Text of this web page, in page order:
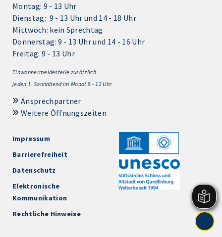
Montag: 9 - 13 Uhr
Dienstag: 9 - 13 Uhr und 14 - 18 Uhr
Mittwoch: kein Sprechtag
Donnerstag: 9 - 13 Uhr und 14 - 16 Uhr
Freitag: 9 - 13 Uhr
Einwohnermeldestelle zusätzlich
jeden 1. Sonnabend im Monat 9 - 12 Uhr
Ansprechpartner
Weitere Öffnungszeiten
Impressum
Barrierefreiheit
Datenschutz
Elektronische
Kommunikation
Rechtliche Hinweise